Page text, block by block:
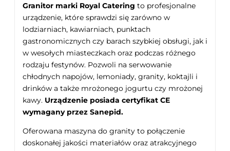
Granitor marki Royal Catering to profesjonalne
urządzenie, które sprawdzi się zarówno w
lodziarniach, kawiarniach, punktach
gastronomicznych czy barach szybkiej obsługi, jak i
w wesołych miasteczkach oraz podczas różnego
rodzaju festynów. Pozwoli na serwowanie
chłodnych napojów, lemoniady, granity, koktajli i
drinków a także mrożonego jogurtu czy mrożonej
kawy. Urządzenie posiada certyfikat CE
wymagany przez Sanepid.
Oferowana maszyna do granity to połączenie
doskonałej jakości materiałów oraz atrakcyjnego